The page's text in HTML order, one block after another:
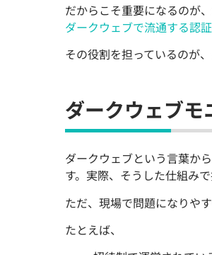
だからこそ重要になるのが、
ダークウェブで流通する認
その役割を担っているのが
ダークウェブ
ダークウェブという言葉か
す。実際、そうした仕組み
ただ、現場で問題になりや
たとえば、